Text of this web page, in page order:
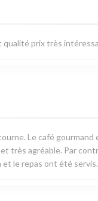
qualité prix très
Le café
très agréable. Par
le repas ont été